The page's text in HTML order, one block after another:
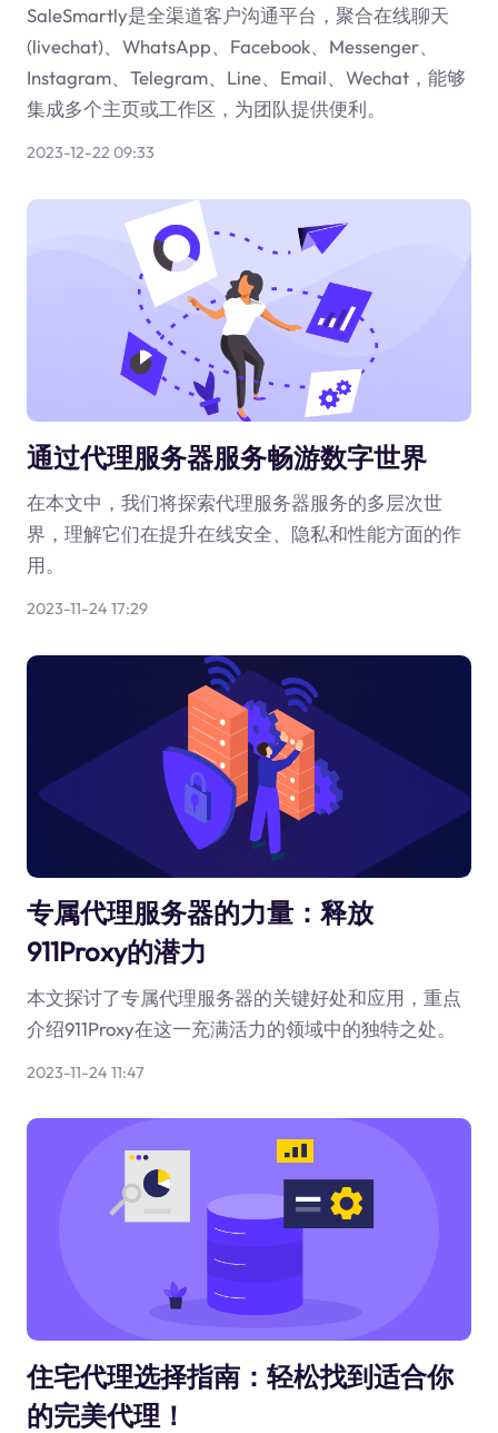
SaleSmartly是全渠道客户沟通平台，聚合在线聊天
(livechat)、WhatsApp、Facebook、Messenger、
Instagram、Telegram、Line、Email、Wechat，能够
集成多个主页或工作区，为团队提供便利。
2023-12-22 09:33
通过代理服务器服务畅游数字世界
在本文中，我们将探索代理服务器服务的多层次世
界，理解它们在提升在线安全、隐私和性能方面的作
用。
2023-11-24 17:29
专属代理服务器的力量：释放
911Proxy的潜力
本文探讨了专属代理服务器的关键好处和应用，重点
介绍911Proxy在这一充满活力的领域中的独特之处。
2023-11-24 11:47
住宅代理选择指南：轻松找到适合你
的完美代理！